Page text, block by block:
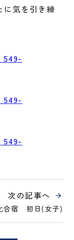
気を引き締
次の記事へ
合宿 初日(女子)